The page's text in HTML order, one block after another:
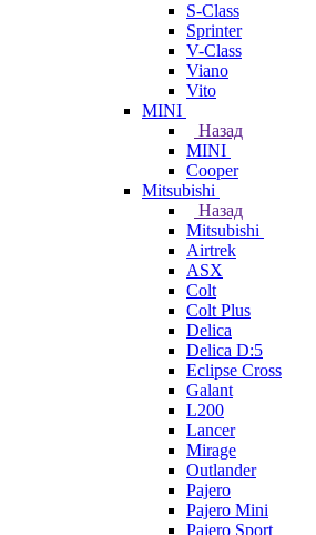
S-Class
Sprinter
V-Class
Viano
Vito
MINI
Назад
MINI
Cooper
Mitsubishi
Назад
Mitsubishi
Airtrek
ASX
Colt
Colt Plus
Delica
Delica D:5
Eclipse Cross
Galant
L200
Lancer
Mirage
Outlander
Pajero
Pajero Mini
Pajero Sport